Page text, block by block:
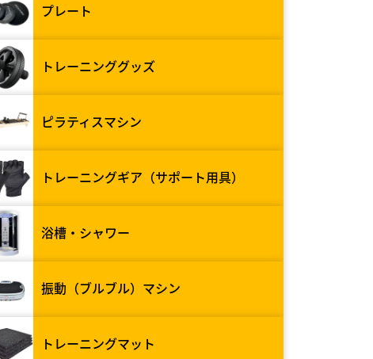
プレート
トレーニンググッズ
ピラティスマシン
トレーニングギア（サポート用具）
浴槽・シャワー
振動（ブルブル）マシン
トレーニングマット